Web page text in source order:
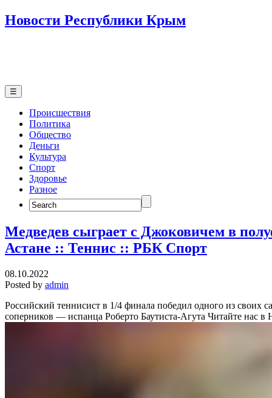
Новости Республики Крым
☰
Происшествия
Политика
Общество
Деньги
Культура
Спорт
Здоровье
Разное
Search
for:
Медведев сыграет с Джоковичем в
Астане :: Теннис :: РБК Спорт
08.10.2022
Posted by admin
Российский теннисист в 1/4 финала победил одного из своих
соперников — испанца Роберто Баутиста-Агута Читайте нас в